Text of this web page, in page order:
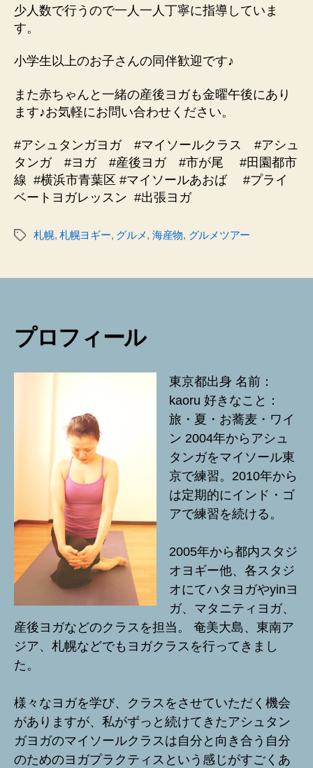
少人数で行うので一人一人丁寧に指導していま
す。
小学生以上のお子さんの同伴歓迎です♪
また赤ちゃんと一緒の産後ヨガも金曜午後にあり
ます♪お気軽にお問い合わせください。
#アシュタンガヨガ #マイソールクラス #アシュ
タンガ #ヨガ #産後ヨガ #市が尾 #田園都市
線 #横浜市青葉区 #マイソールあおば #プライ
ベートヨガレッスン #出張ヨガ
タ
札幌, 札幌ヨギー, グルメ, 海産物, グルメツアー
プロフィール
東京都出身 名前：
kaoru 好きなこと：
旅・夏・お蕎麦・ワイ
ン 2004年からアシュ
タンガをマイソール東
京で練習。2010年から
は定期的にインド・ゴ
アで練習を続ける。
2005年から都内スタジ
オヨギー他、各スタジ
オにてハタヨガやyinヨ
ガ、マタニティヨガ、
産後ヨガなどのクラスを担当。 奄美大島、東南ア
ジア、札幌などでもヨガクラスを行ってきまし
た。
様々なヨガを学び、クラスをさせていただく機会
がありますが、私がずっと続けてきたアシュタン
ガヨガのマイソールクラスは自分と向き合う自分
のためのヨガプラクティスという感じがすごくあ